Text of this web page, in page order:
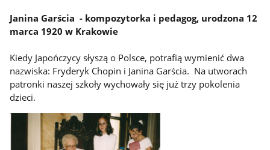
Janina Garścia - kompozytorka i pedagog, urodzona 12
marca 1920 w Krakowie
Kiedy Japończycy słyszą o Polsce, potrafią wymienić dwa
nazwiska: Fryderyk Chopin i Janina Garścia. Na utworach
patronki naszej szkoły wychowały się już trzy pokolenia
dzieci.